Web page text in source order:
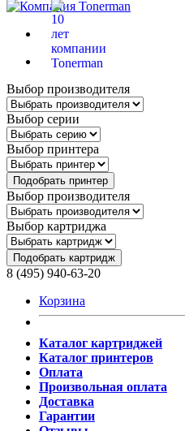
Выбор производителя
Выбор серии
Выбор принтера
Подобрать принтер
Выбор производителя
Выбор картриджа
Подобрать картридж
8 (495) 940-63-20
Корзина
Каталог картриджей
Каталог принтеров
Оплата
Произвольная оплата
Доставка
Гарантии